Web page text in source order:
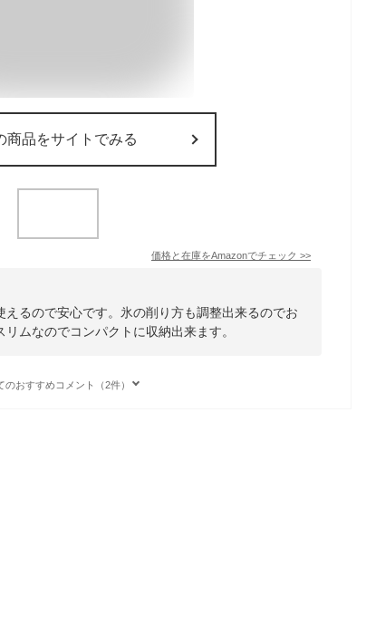
商品をサイトでみる
価格と在庫をAmazonでチェック >>
るので安心です。氷の削り方も調整出来るのでお
ムなのでコンパクトに収納出来ます。
のおすすめコメント（2件）